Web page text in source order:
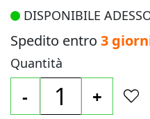
DISPONIBILE
Spedito entro 3
Quantità
- +